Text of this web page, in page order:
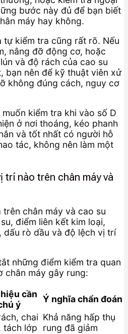
bước này đủ để bạn biết
máy hay không.
tự kiểm tra cũng rất rõ. Nếu
nâng đỡ động cơ, hoặc
và độ rách của cao su
bạn nên để kỹ thuật viên xử
không đúng cách, nguy cơ
kiểm tra khi vào số D
ở nơi thoáng, kéo phanh
và tốt nhất có người hỗ
tác, không nên làm một
trí nào trên chân máy và
chân máy và cao su
điểm liên kết kim loại,
dấu rò dầu và độ lệch vị trí
những điểm kiểm tra quan
chân máy gây rung:
cần
ý
Ý nghĩa chẩn đoán
chai
tách lớp
Khả năng hấp thụ
rung đã giảm